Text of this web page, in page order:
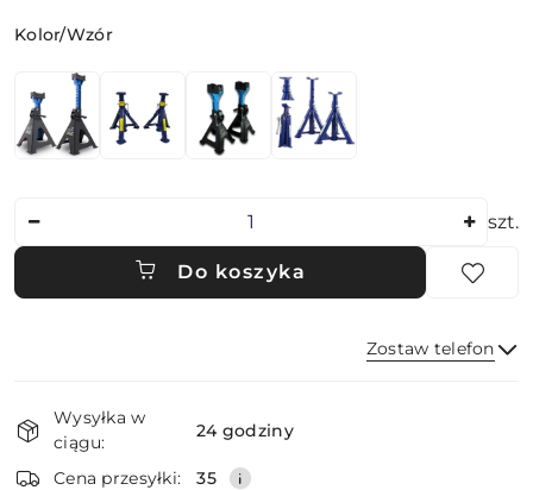
Wariant
Kolor/Wzór
szt.
Do koszyka
Zostaw telefon
i
dostawa
Wysyłka w
ciągu:
24 godziny
Cena przesyłki: 35